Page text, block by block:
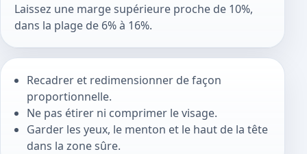
Laissez une marge supérieure proche de 10%,
dans la plage de 6% à 16%.
Recadrer et redimensionner de façon
proportionnelle.
Ne pas étirer ni comprimer le visage.
Garder les yeux, le menton et le haut de la tête
dans la zone sûre.